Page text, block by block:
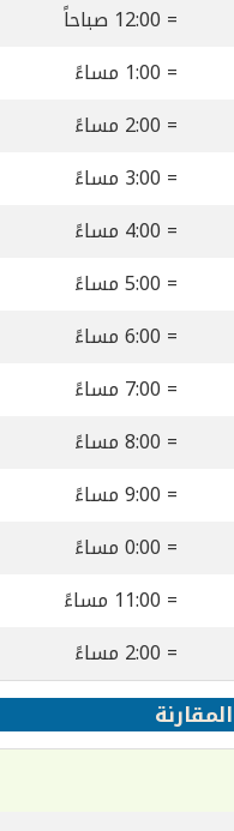
= 12:00 صباحاً
= 1:00 مساءً
= 2:00 مساءً
= 3:00 مساءً
= 4:00 مساءً
= 5:00 مساءً
= 6:00 مساءً
= 7:00 مساءً
= 8:00 مساءً
= 9:00 مساءً
= 0:00 مساءً
= 11:00 مساءً
= 2:00 مساءً
المقارنة